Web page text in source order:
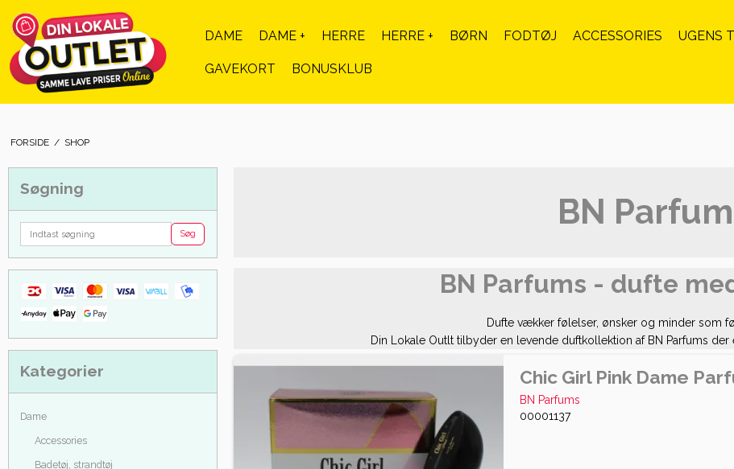
DAME DAME + HERRE HERRE + BØRN FODTØJ ACCESSORIES UGENS
GAVEKORT BONUSKLUB
FORSIDE / SHOP
Søgning
Søg
Kategorier
Dame
Accessories
Badetøj, strandtøj
BN
BN Parfums - dufte
Dufte vækker følelser, ønsker og minder som
Din Lokale Outlt tilbyder en levende duftkollektion af BN Parfums
Chic Girl Pink Dame
BN Parfums
00001137